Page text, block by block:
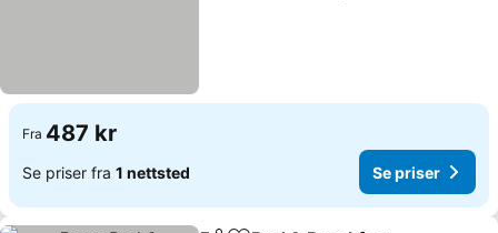
Fra 487 kr
Se priser fra 1 nettsted Se priser